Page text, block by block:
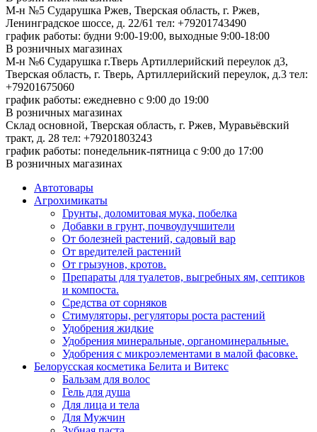
М-н №5 Сударушка Ржев, Тверская область, г. Ржев,
Ленинградское шоссе, д. 22/61 тел: +79201743490
график работы: будни 9:00-19:00, выходные 9:00-18:00
В розничных магазинах
М-н №6 Сударушка г.Тверь Артиллерийский переулок д3,
Тверская область, г. Тверь, Артиллерийский переулок, д.3 тел:
+79201675060
график работы: ежедневно с 9:00 до 19:00
В розничных магазинах
Склад основной, Тверская область, г. Ржев, Муравьёвский
тракт, д. 28 тел: +79201803243
график работы: понедельник-пятница с 9:00 до 17:00
В розничных магазинах
Автотовары
Агрохимикаты
Грунты, доломитовая мука, побелка
Добавки в грунт, почвоулучшители
От болезней растений, садовый вар
От вредителей растений
От грызунов, кротов.
Препараты для туалетов, выгребных ям, септиков
и компоста.
Средства от сорняков
Стимуляторы, регуляторы роста растений
Удобрения жидкие
Удобрения минеральные, органоминеральные.
Удобрения с микроэлементами в малой фасовке.
Белорусская косметика Белита и Витекс
Бальзам для волос
Гель для душа
Для лица и тела
Для Мужчин